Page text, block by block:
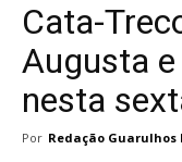
Cata-
Augusta
nesta
Por Redação Guarulhos